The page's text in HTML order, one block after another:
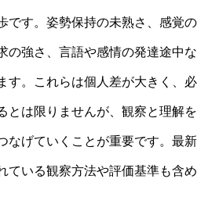
です。姿勢保持の未熟さ、感覚の
の強さ、言語や感情の発達途中な
す。これらは個人差が大きく、必
とは限りませんが、観察と理解を
なげていくことが重要です。最新
ている観察方法や評価基準も含め